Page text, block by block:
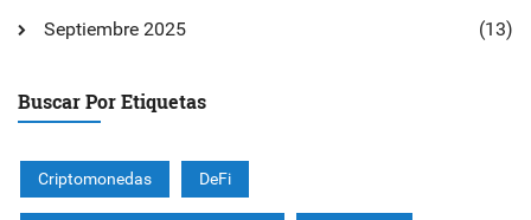
Septiembre 2025 (13)
Buscar Por Etiquetas
Criptomonedas DeFi